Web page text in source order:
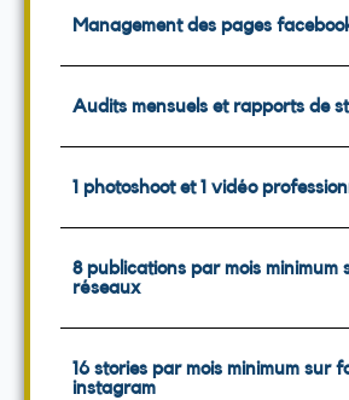
Management des pages
Audits mensuels et rapports de
1 photoshoot et 1 vidéo
8 publications par mois minimum
réseaux
16 stories par mois minimum sur
instagram